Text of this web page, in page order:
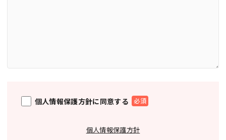
個人情報保護方針に同意する
個人情報保護方針